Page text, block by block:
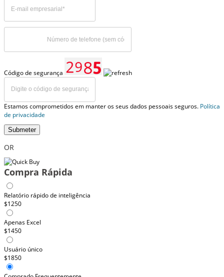
Código de segurança
Estamos comprometidos em manter os seus dados pessoais seguros. Política
de privacidade
Submeter
OR
Compra Rápida
Relatório rápido de inteligência
$1250
Apenas Excel
$1450
Usuário único
$1850